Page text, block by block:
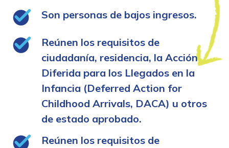
Son personas de bajos ingresos.
Reúnen los requisitos de
ciudadanía, residencia, la Acción
Diferida para los Llegados en la
Infancia (Deferred Action for
Childhood Arrivals, DACA) u otros
de estado aprobado.
Reúnen los requisitos de